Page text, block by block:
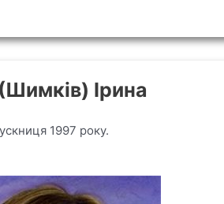
Ірина
1997 року.